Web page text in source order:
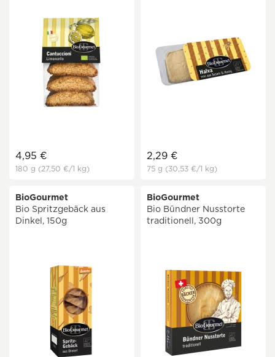
4,95 €
180 g (27,50 €/1 kg)
2,29 €
75 g (30,53 €/1 kg)
BioGourmet
Bio Spritzgebäck aus
Dinkel, 150g
BioGourmet
Bio Bündner Nusstorte
traditionell, 300g